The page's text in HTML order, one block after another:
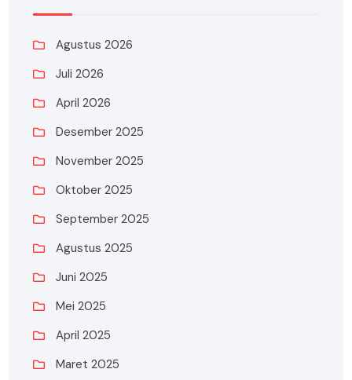
Agustus 2026
Juli 2026
April 2026
Desember 2025
November 2025
Oktober 2025
September 2025
Agustus 2025
Juni 2025
Mei 2025
April 2025
Maret 2025